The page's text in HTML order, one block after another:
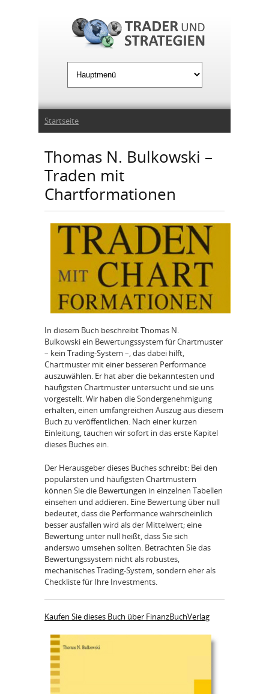
Sie sind hier
Startseite
Thomas N. Bulkowski –
Traden mit
Chartformationen
In diesem Buch beschreibt Thomas N.
Bulkowski ein Bewertungssystem für Chartmuster
– kein Trading-System –, das dabei hilft,
Chartmuster mit einer besseren Performance
auszuwählen. Er hat aber die bekanntesten und
häufigsten Chartmuster untersucht und sie uns
vorgestellt. Wir haben die Sondergenehmigung
erhalten, einen umfangreichen Auszug aus diesem
Buch zu veröffentlichen. Nach einer kurzen
Einleitung, tauchen wir sofort in das erste Kapitel
dieses Buches ein.
Der Herausgeber dieses Buches schreibt: Bei den
populärsten und häufigsten Chartmustern
können Sie die Bewertungen in einzelnen Tabellen
einsehen und addieren. Eine Bewertung über null
bedeutet, dass die Performance wahrscheinlich
besser ausfallen wird als der Mittelwert; eine
Bewertung unter null heißt, dass Sie sich
anderswo umsehen sollten. Betrachten Sie das
Bewertungssystem nicht als robustes,
mechanisches Trading-System, sondern eher als
Checkliste für Ihre Investments.
Kaufen Sie dieses Buch über FinanzBuchVerlag